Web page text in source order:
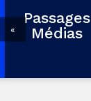
Passages
Médias
«